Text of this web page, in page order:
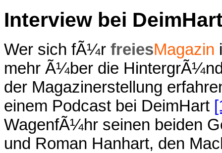
Interview bei
Wer sich fÃ¼r freiesMagazin
mehr Ã¼ber die
der Magazinerstellung
einem Podcast bei DeimHart
WagenfÃ¼hr seinen beiden
und Roman Hanhart, den